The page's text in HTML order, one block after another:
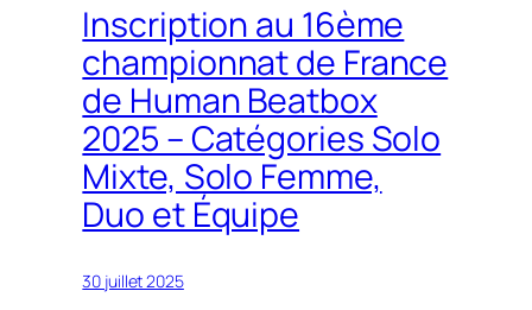
Inscription au 16ème
championnat de France
de Human Beatbox
2025 – Catégories Solo
Mixte, Solo Femme,
Duo et Équipe
30 juillet 2025